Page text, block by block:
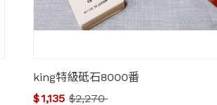
king特級砥石8000番
$2,270
$1,135